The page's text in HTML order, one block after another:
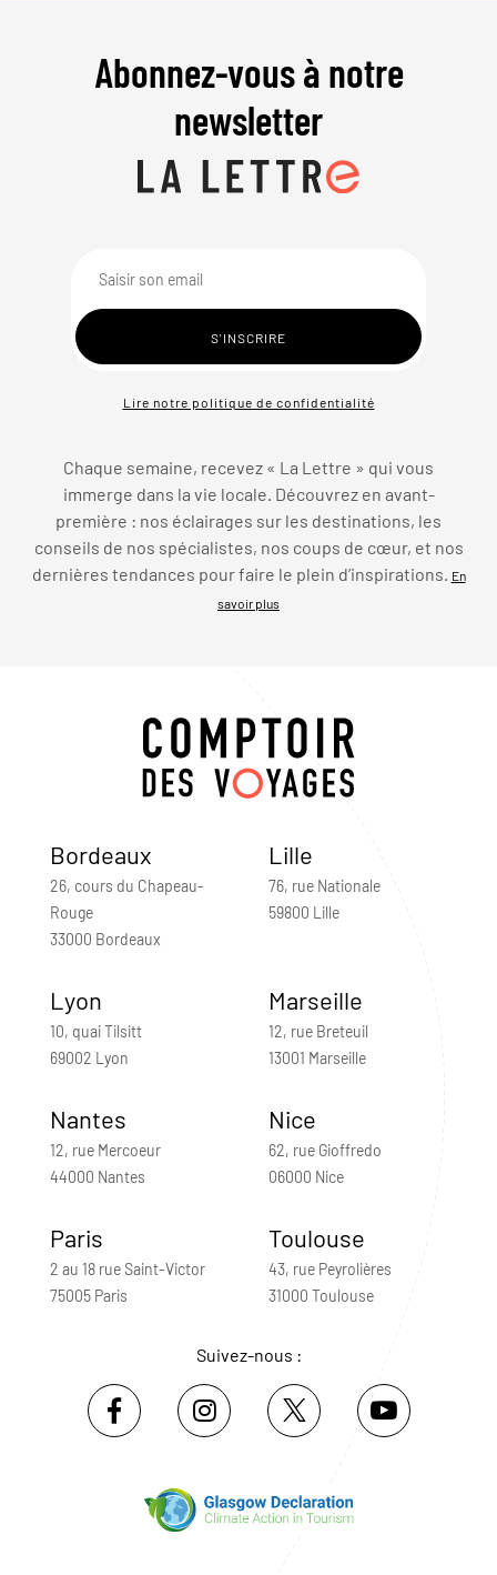
Abonnez-vous à notre
newsletter
Lire notre politique de confidentialité
Chaque semaine, recevez « La Lettre » qui vous
immerge dans la vie locale. Découvrez en avant-
première : nos éclairages sur les destinations, les
conseils de nos spécialistes, nos coups de cœur, et nos
dernières tendances pour faire le plein d’inspirations. En
savoir plus
Bordeaux
26, cours du Chapeau-
Rouge
33000 Bordeaux
Lille
76, rue Nationale
59800 Lille
Lyon
10, quai Tilsitt
69002 Lyon
Marseille
12, rue Breteuil
13001 Marseille
Nantes
12, rue Mercoeur
44000 Nantes
Nice
62, rue Gioffredo
06000 Nice
Paris
2 au 18 rue Saint-Victor
75005 Paris
Toulouse
43, rue Peyrolières
31000 Toulouse
Suivez-nous :